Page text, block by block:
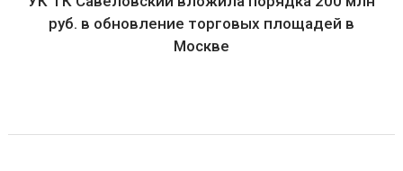
руб. в обновление торговых площадей в
Москве